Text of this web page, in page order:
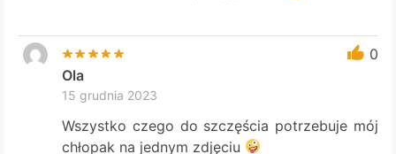
0
Ola
15 grudnia 2023
Wszystko czego do szczęścia potrzebuje mój
chłopak na jednym zdjęciu